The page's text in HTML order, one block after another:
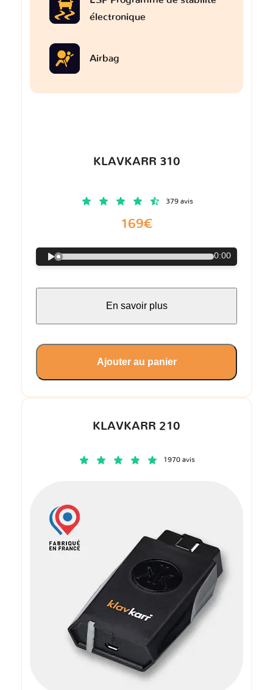
KLAVKARR 210
1970 avis
électronique
Airbag
KLAVKARR 310
379 avis
169€
0:00
En savoir plus
Ajouter au panier